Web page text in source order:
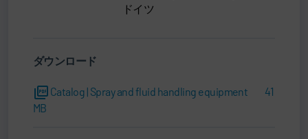
ドイツ
ダウンロード
Catalog | Spray and fluid handling equipment
41
MB